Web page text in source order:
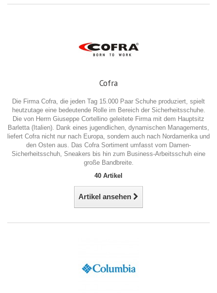
Cofra
Die Firma Cofra, die jeden Tag 15.000 Paar Schuhe produziert, spielt
heutzutage eine bedeutende Rolle im Bereich der Sicherheitsschuhe.
Die von Herrn Giuseppe Cortellino geleitete Firma mit dem Hauptsitz
Barletta (Italien). Dank eines jugendlichen, dynamischen Managements,
liefert Cofra nicht nur nach Europa, sondern auch nach Nordamerika und
den Osten aus. Das Cofra Sortiment umfasst vom Damen-
Sicherheitsschuh, Sneakers bis hin zum Business-Arbeitsschuh eine
große Bandbreite.
40 Artikel
Artikel ansehen